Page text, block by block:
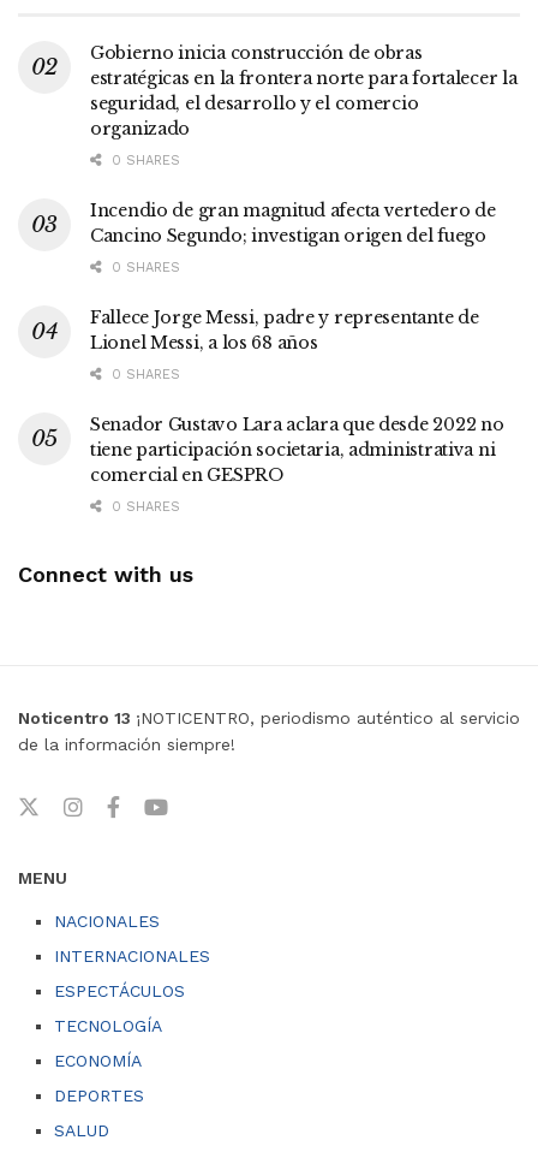
Gobierno inicia construcción de obras
estratégicas en la frontera norte para fortalecer la
seguridad, el desarrollo y el comercio
organizado
0 SHARES
Incendio de gran magnitud afecta vertedero de
Cancino Segundo; investigan origen del fuego
0 SHARES
Fallece Jorge Messi, padre y representante de
Lionel Messi, a los 68 años
0 SHARES
Senador Gustavo Lara aclara que desde 2022 no
tiene participación societaria, administrativa ni
comercial en GESPRO
0 SHARES
Connect with us
Noticentro 13 ¡NOTICENTRO, periodismo auténtico al servicio
de la información siempre!
MENU
NACIONALES
INTERNACIONALES
ESPECTÁCULOS
TECNOLOGÍA
ECONOMÍA
DEPORTES
SALUD